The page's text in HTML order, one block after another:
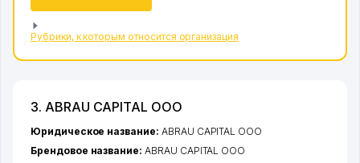
Рубрики, к которым относится организация
3. ABRAU CAPITAL ООО
Юридическое название: ABRAU CAPITAL ООО
Брендовое название: ABRAU CAPITAL ООО